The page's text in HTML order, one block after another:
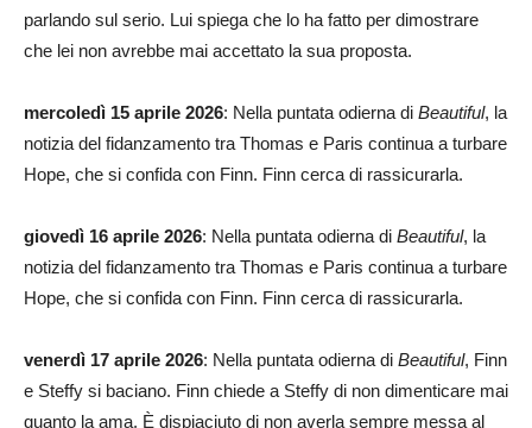
parlando sul serio. Lui spiega che lo ha fatto per dimostrare
che lei non avrebbe mai accettato la sua proposta.
mercoledì 15 aprile 2026: Nella puntata odierna di Beautiful, la
notizia del fidanzamento tra Thomas e Paris continua a turbare
Hope, che si confida con Finn. Finn cerca di rassicurarla.
giovedì 16 aprile 2026: Nella puntata odierna di Beautiful, la
notizia del fidanzamento tra Thomas e Paris continua a turbare
Hope, che si confida con Finn. Finn cerca di rassicurarla.
venerdì 17 aprile 2026: Nella puntata odierna di Beautiful, Finn
e Steffy si baciano. Finn chiede a Steffy di non dimenticare mai
quanto la ama. È dispiaciuto di non averla sempre messa al